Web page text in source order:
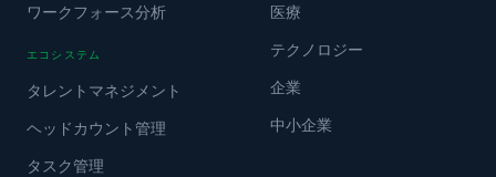
ワークフォース分析
エコシステム
タレントマネジメント
ヘッドカウント管理
タスク管理
医療
テクノロジー
企業
中小企業